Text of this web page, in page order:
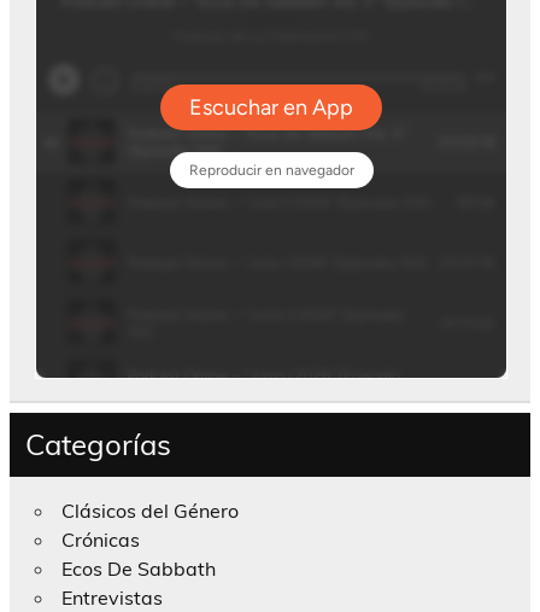
Categorías
Clásicos del Género
Crónicas
Ecos De Sabbath
Entrevistas